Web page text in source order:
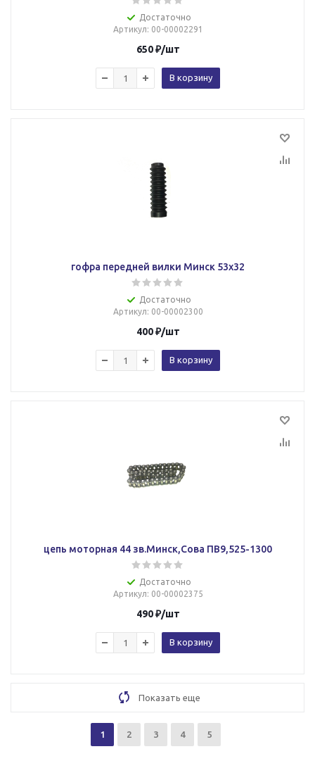
Достаточно
Артикул: 00-00002291
650₽/шт
В корзину
гофра передней вилки Минск 53х32
Достаточно
Артикул: 00-00002300
400₽/шт
В корзину
цепь моторная 44 зв.Минск,Сова ПВ9,525-1300
Достаточно
Артикул: 00-00002375
490₽/шт
В корзину
Показать еще
1 2 3 4 5